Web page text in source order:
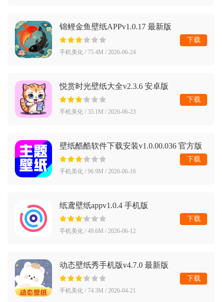
锦鲤金鱼壁纸APPv1.0.17 最新版
手机美化 / 75.4M / 2026-06-24
下载
悦赏时光壁纸大全v2.3.6 安卓版
手机美化 / 35.1M / 2026-06-23
下载
壁纸酷酷软件下载安装v1.0.00.036 官方版
手机美化 / 96.9M / 2026-06-16
下载
纸鸢壁纸appv1.0.4 手机版
手机美化 / 49.6M / 2026-06-12
下载
动态壁纸秀手机版v4.7.0 最新版
手机美化 / 74.3M / 2026-04-21
下载